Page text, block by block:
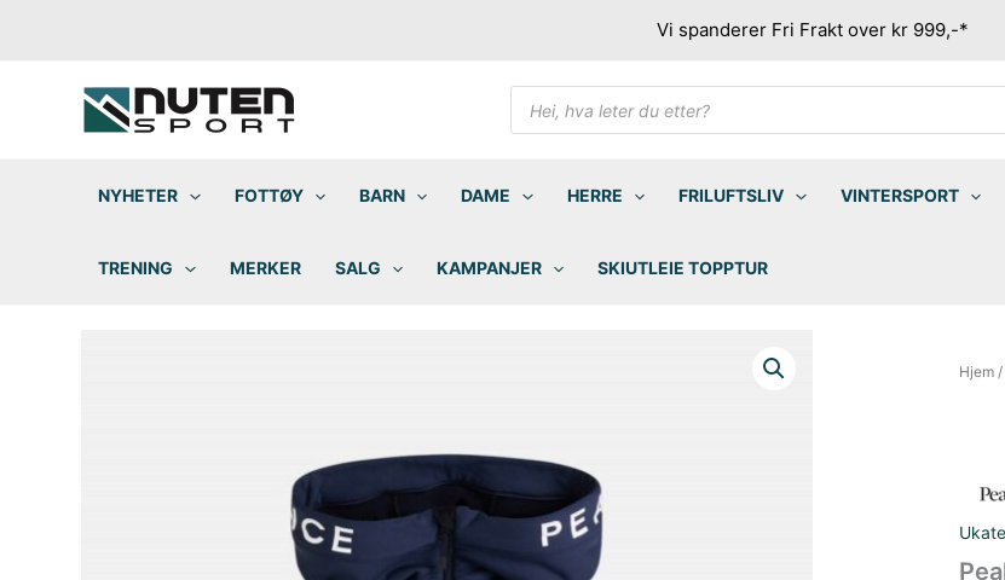
Vi spanderer Fri Frakt over kr 999,-*
Products
search
NYHETER FOTTØY BARN DAME HERRE FRILUFTSLIV VINTERSPORT
TRENING MERKER SALG KAMPANJER SKIUTLEIE TOPPTUR
Hjem/